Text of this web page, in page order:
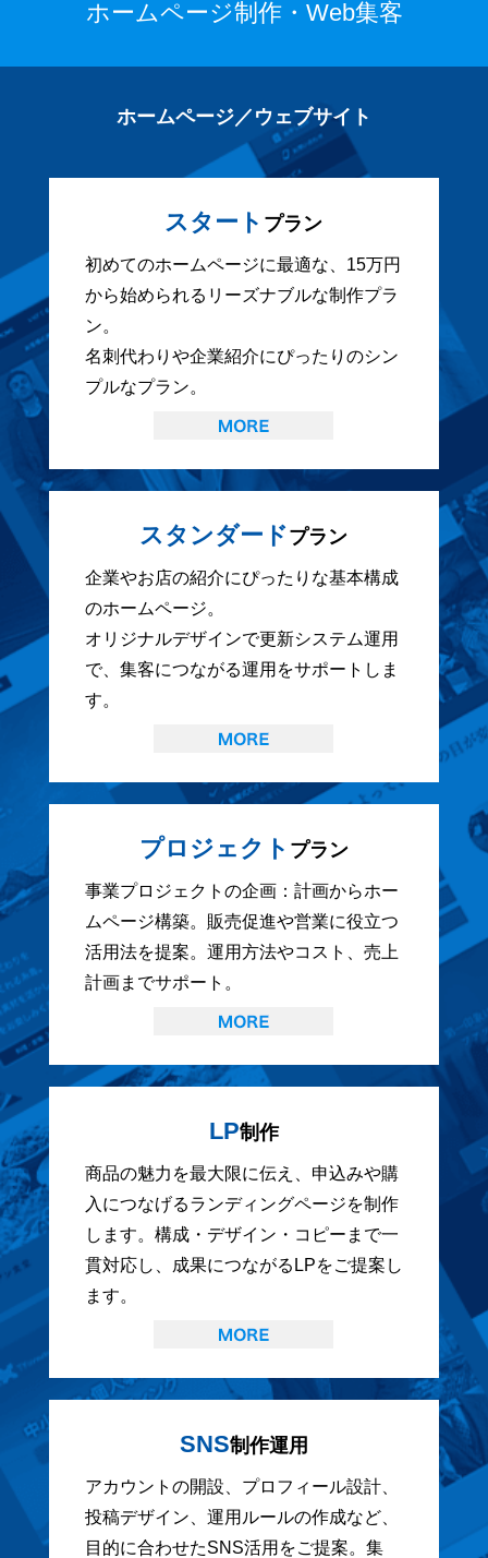
ホームページ制作・Web集客
ホームページ／ウェブサイト
スタート プラン
初めてのホームページに最適な、15万円
から始められるリーズナブルな制作プラ
ン。
名刺代わりや企業紹介にぴったりのシン
プルなプラン。
スタンダードプラン
企業やお店の紹介にぴったりな基本構成
のホームページ。
オリジナルデザインで更新システム運用
で、集客につながる運用をサポートしま
す。
プロジェクト プラン
事業プロジェクトの企画：計画からホー
ムページ構築。販売促進や営業に役立つ
活用法を提案。運用方法やコスト、売上
計画までサポート。
LP制作
商品の魅力を最大限に伝え、申込みや購
入につなげるランディングページを制作
します。構成・デザイン・コピーまで一
貫対応し、成果につながるLPをご提案し
ます。
SNS制作運用
アカウントの開設、プロフィール設計、
投稿デザイン、運用ルールの作成など、
目的に合わせたSNS活用をご提案。集